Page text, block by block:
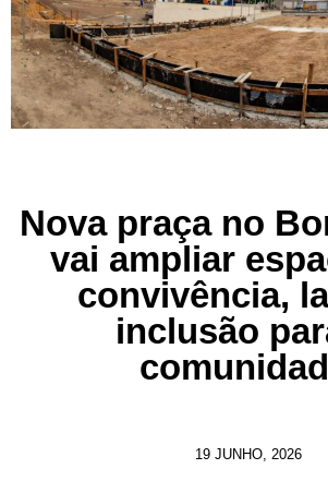
Nova praça no
vai ampliar
convivência,
inclusão
19 JUNHO, 2026